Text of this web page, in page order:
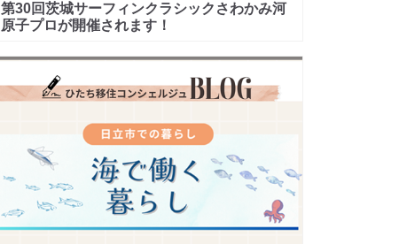
第30回茨城サーフィンクラシックさわかみ河
原子プロが開催されます！